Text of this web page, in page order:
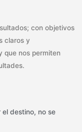
con objetivos
claros y
que nos permiten
destino, no se